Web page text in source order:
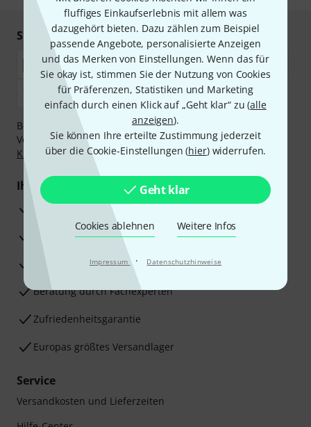
fluffiges Einkaufserlebnis mit allem was
dazugehört bieten. Dazu zählen zum Beispiel
passende Angebote, personalisierte Anzeigen
und das Merken von Einstellungen. Wenn das für
Sie okay ist, stimmen Sie der Nutzung von Cookies
für Präferenzen, Statistiken und Marketing
einfach durch einen Klick auf „Geht klar“ zu (alle
anzeigen).
Sie können Ihre erteilte Zustimmung jederzeit
über die Cookie-Einstellungen (hier) widerrufen.
Geht klar
Cookies ablehnen Weitere Infos
Impressum · Datenschutzhinweise
Sicher einkaufen & bezahlen
Bezahlen Sie vertraulich und sicher per Nachnahme,
Vorkasse, PayPal, Amazon Pay,Klarna Sofort bezahlen
Klarna Ratenzahlungoder Kreditkarte.
Ihre Vorteile
3 Jahre Thomann Garantie
30 Tage Money-Back-Garantie
Reparaturservice
Beratung durch Fachexperten
Zufriedenheitsgarantie
Europas größtes Versandlager
Service
Versandkosten und Lieferzeiten